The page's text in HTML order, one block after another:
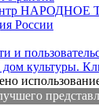
и
культуры.